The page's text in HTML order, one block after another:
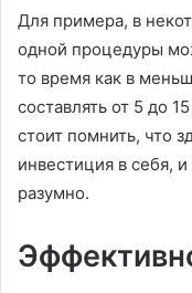
Для примера, в
одной процедуры
то время как в
составлять от 5 до
стоит помнить, что
инвестиция в себя,
разумно.